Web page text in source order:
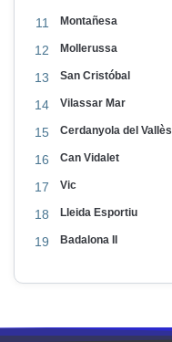
11 Montañesa
12 Mollerussa
13 San Cristóbal
14 Vilassar Mar
15 Cerdanyola del Vallès
16 Can Vidalet
17 Vic
18 Lleida Esportiu
19 Badalona II